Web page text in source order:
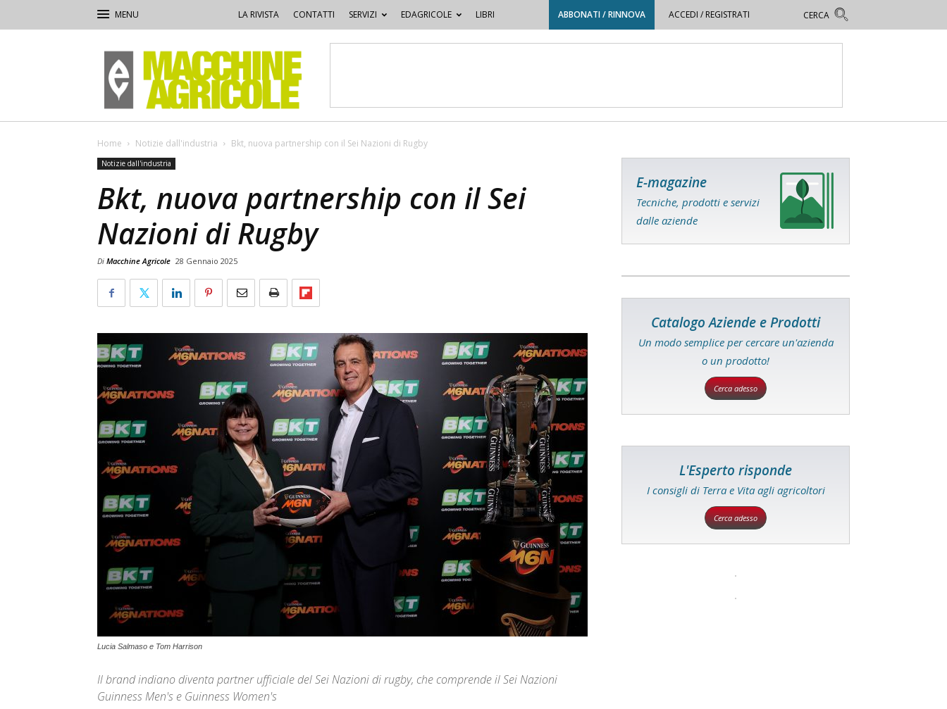
LA RIVISTA CONTATTI SERVIZI EDAGRICOLE LIBRI ABBONATI / RINNOVA ACCEDI / REGISTRATI
Macchine
Agricole
Home Notizie dall'industria Bkt, nuova partnership con il Sei Nazioni di Rugby
Notizie dall'industria
Bkt, nuova partnership con il Sei
Nazioni di Rugby
Di Macchine Agricole 28 Gennaio 2025
Lucia Salmaso e Tom Harrison
Il brand indiano diventa partner ufficiale del Sei Nazioni di rugby, che comprende il Sei Nazioni
Guinness Men's e Guinness Women's
E-magazine
Tecniche, prodotti e servizi
dalle aziende
Catalogo Aziende e Prodotti
Un modo semplice per cercare un'azienda
o un prodotto!
Cerca adesso
L'Esperto risponde
I consigli di Terra e Vita agli agricoltori
Cerca adesso